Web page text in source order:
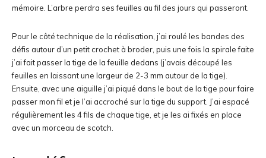
mémoire. L’arbre perdra ses feuilles au fil des jours qui passeront.
Pour le côté technique de la réalisation, j’ai roulé les bandes des
défis autour d’un petit crochet à broder, puis une fois la spirale faite
j’ai fait passer la tige de la feuille dedans (j’avais découpé les
feuilles en laissant une largeur de 2-3 mm autour de la tige).
Ensuite, avec une aiguille j’ai piqué dans le bout de la tige pour faire
passer mon fil et je l’ai accroché sur la tige du support. J’ai espacé
régulièrement les 4 fils de chaque tige, et je les ai fixés en place
avec un morceau de scotch.